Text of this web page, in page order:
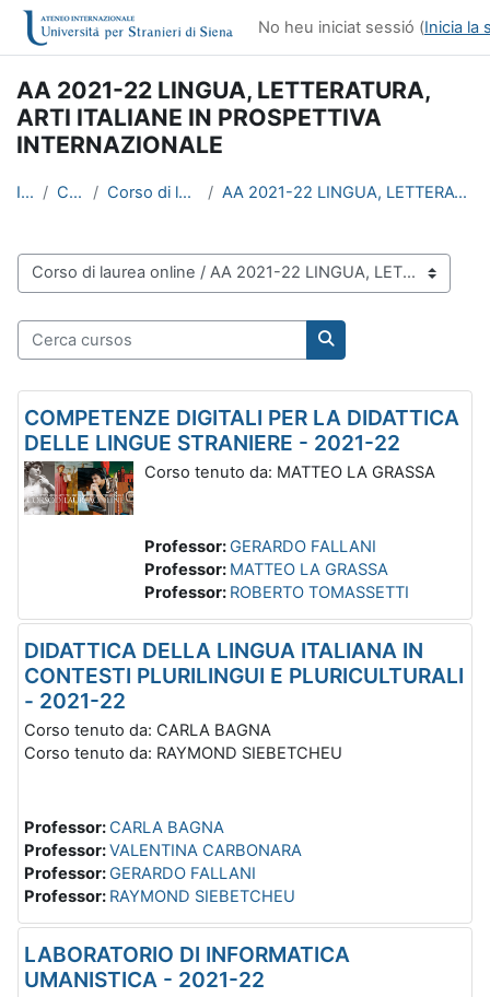
Ves al contingut principal
No heu iniciat sessió (Inicia la
AA 2021-22 LINGUA, LETTERATURA,
ARTI ITALIANE IN PROSPETTIVA
INTERNAZIONALE
Inici Cursos Corso di laurea online AA 2021-22 LINGUA, LETTERATURA, ARTI ITALIANE IN ...
Categories de cursos
Cerca cursos
Cerca cursos
COMPETENZE DIGITALI PER LA DIDATTICA
DELLE LINGUE STRANIERE - 2021-22
Corso tenuto da: MATTEO LA GRASSA
Professor: GERARDO FALLANI
Professor: MATTEO LA GRASSA
Professor: ROBERTO TOMASSETTI
DIDATTICA DELLA LINGUA ITALIANA IN
CONTESTI PLURILINGUI E PLURICULTURALI
- 2021-22
Corso tenuto da: CARLA BAGNA
Corso tenuto da: RAYMOND SIEBETCHEU
Professor: CARLA BAGNA
Professor:VALENTINA CARBONARA
Professor: GERARDO FALLANI
Professor: RAYMOND SIEBETCHEU
LABORATORIO DI INFORMATICA
UMANISTICA - 2021-22